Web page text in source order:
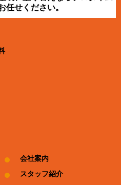
任せください。
会社案内
スタッフ紹介